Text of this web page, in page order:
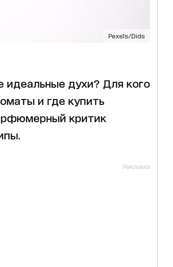
Pexels/Dids
идеальные духи? Для кого
и где купить
критик
Реклама